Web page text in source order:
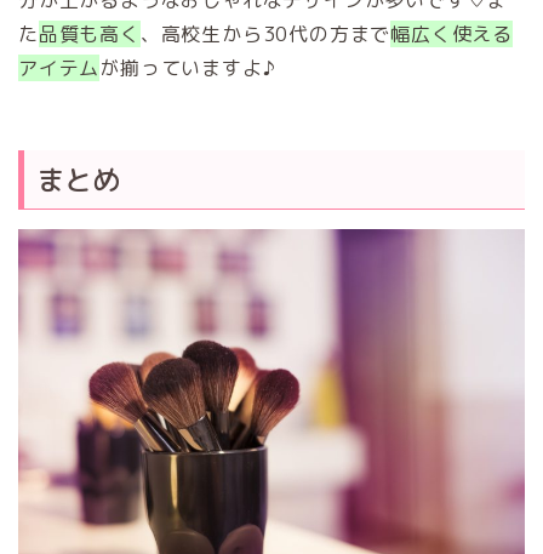
た品質も高く 、高校生から30代の方まで幅広く使える
アイテムが揃っていますよ♪
まとめ